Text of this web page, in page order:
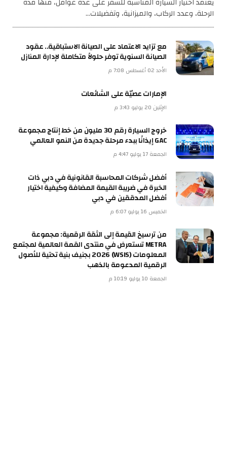
الرحلة، وعدد الركاب، والميزانية، وتفضيلات…
مع تزايد الاعتماد على الصيانة الاستباقية.. عقود
الصيانة السنوية توفر حلولاً متكاملة لإدارة المنازل
الأحد 02 أغسطس 7:08 م
الإمارات عصيّة على الشائعات
الإثنين 20 يوليو 3:43 م
خروج السيارة رقم 30 مليون من خط إنتاج مجموعة
GAC إيذانًا ببدء مرحلة جديدة من النمو العالمي
الجمعة 17 يوليو 4:47 م
أفضل شركات المحاسبة القانونية في دبي ذات
الخبرة في ضريبة القيمة المضافة وكيفية اختيار
أفضل المدققين في دبي
الخميس 16 يوليو 6:07 م
من ترسيخ القيمة إلى الثقة الرقمية: مجموعة
METRA تستعرض في منتدى القمة العالمية لمجتمع
المعلومات (WSIS) 2026 بجنيف بنية تحتية للأصول
الرقمية المدعومة بالذهب
الجمعة 10 يوليو 10:19 م